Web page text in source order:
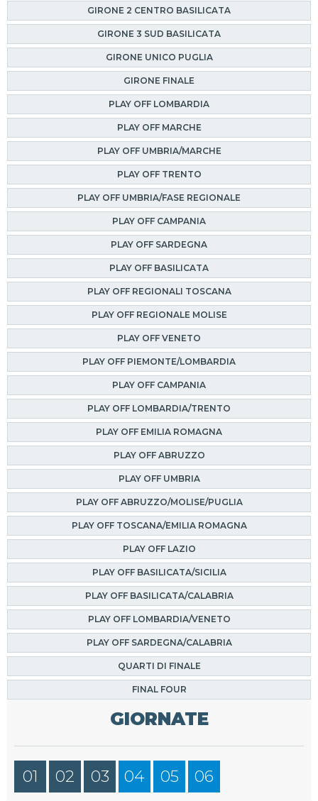
GIRONE 2 CENTRO BASILICATA
GIRONE 3 SUD BASILICATA
GIRONE UNICO PUGLIA
GIRONE FINALE
PLAY OFF LOMBARDIA
PLAY OFF MARCHE
PLAY OFF UMBRIA/MARCHE
PLAY OFF TRENTO
PLAY OFF UMBRIA/FASE REGIONALE
PLAY OFF CAMPANIA
PLAY OFF SARDEGNA
PLAY OFF BASILICATA
PLAY OFF REGIONALI TOSCANA
PLAY OFF REGIONALE MOLISE
PLAY OFF VENETO
PLAY OFF PIEMONTE/LOMBARDIA
PLAY OFF CAMPANIA
PLAY OFF LOMBARDIA/TRENTO
PLAY OFF EMILIA ROMAGNA
PLAY OFF ABRUZZO
PLAY OFF UMBRIA
PLAY OFF ABRUZZO/MOLISE/PUGLIA
PLAY OFF TOSCANA/EMILIA ROMAGNA
PLAY OFF LAZIO
PLAY OFF BASILICATA/SICILIA
PLAY OFF BASILICATA/CALABRIA
PLAY OFF LOMBARDIA/VENETO
PLAY OFF SARDEGNA/CALABRIA
QUARTI DI FINALE
FINAL FOUR
GIORNATE
01 02 03 04 05 06